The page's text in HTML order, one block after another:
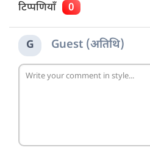
टिप्पणियाँ 0
G Guest (अतिथि)